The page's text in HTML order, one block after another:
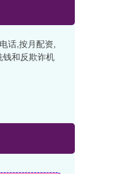
话,按月配资,
和反欺诈机